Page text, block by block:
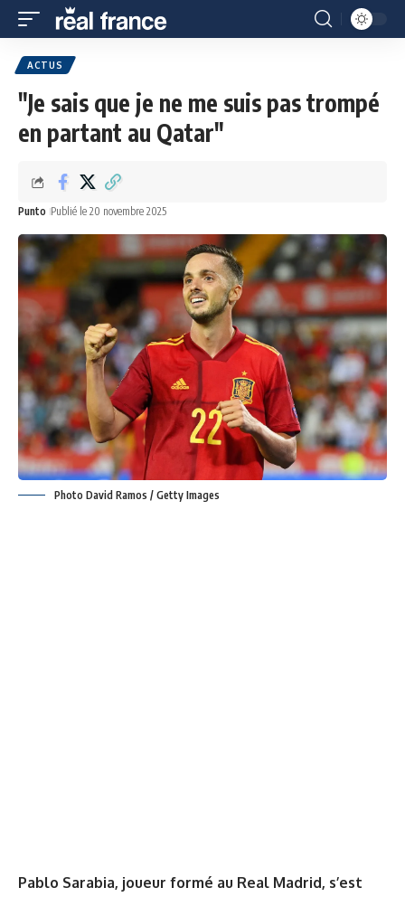
ACTUS
"Je sais que je ne me suis pas trompé
en partant au Qatar"
Punto Publié le 20 novembre 2025
Photo David Ramos / Getty Images
Pablo Sarabia, joueur formé au Real Madrid, s’est